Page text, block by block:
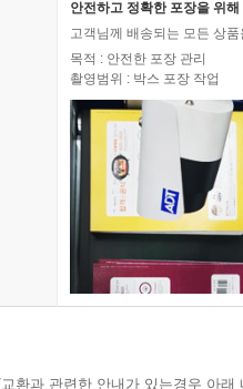
안전하고 정확한 포장을 위
고객님께 배송되는 모든 상
목적 : 안전한 포장 관리
촬영범위 : 박스 포장 작업
환과 관련한 안내가 있는경우 아